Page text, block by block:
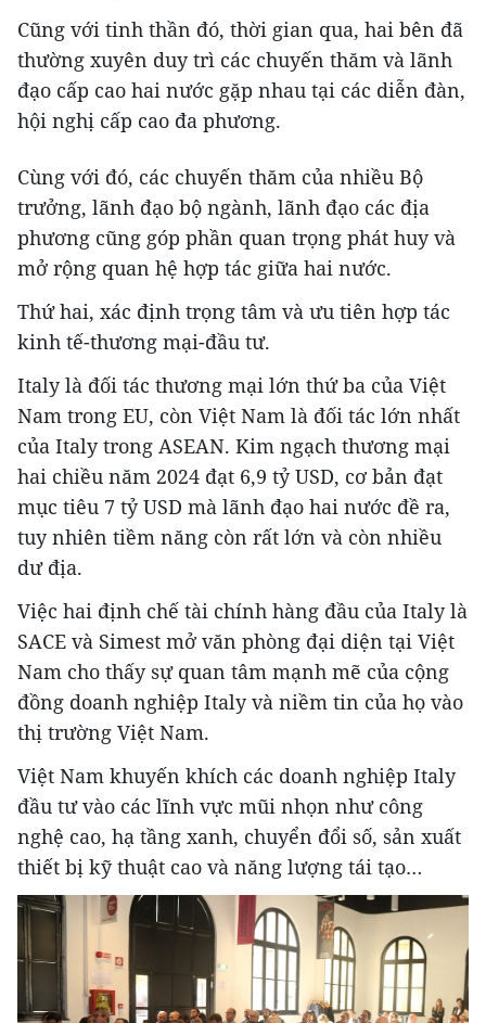
Cũng với tinh thần đó, thời gian qua, hai bên đã
thường xuyên duy trì các chuyến thăm và lãnh
đạo cấp cao hai nước gặp nhau tại các diễn đàn,
hội nghị cấp cao đa phương.
Cùng với đó, các chuyến thăm của nhiều Bộ
trưởng, lãnh đạo bộ ngành, lãnh đạo các địa
phương cũng góp phần quan trọng phát huy và
mở rộng quan hệ hợp tác giữa hai nước.
Thứ hai, xác định trọng tâm và ưu tiên hợp tác
kinh tế-thương mại-đầu tư.
Italy là đối tác thương mại lớn thứ ba của Việt
Nam trong EU, còn Việt Nam là đối tác lớn nhất
của Italy trong ASEAN. Kim ngạch thương mại
hai chiều năm 2024 đạt 6,9 tỷ USD, cơ bản đạt
mục tiêu 7 tỷ USD mà lãnh đạo hai nước đề ra,
tuy nhiên tiềm năng còn rất lớn và còn nhiều
dư địa.
Việc hai định chế tài chính hàng đầu của Italy là
SACE và Simest mở văn phòng đại diện tại Việt
Nam cho thấy sự quan tâm mạnh mẽ của cộng
đồng doanh nghiệp Italy và niềm tin của họ vào
thị trường Việt Nam.
Việt Nam khuyến khích các doanh nghiệp Italy
đầu tư vào các lĩnh vực mũi nhọn như công
nghệ cao, hạ tầng xanh, chuyển đổi số, sản xuất
thiết bị kỹ thuật cao và năng lượng tái tạo…